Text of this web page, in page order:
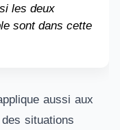
les deux
sont dans cette
aussi aux
situations